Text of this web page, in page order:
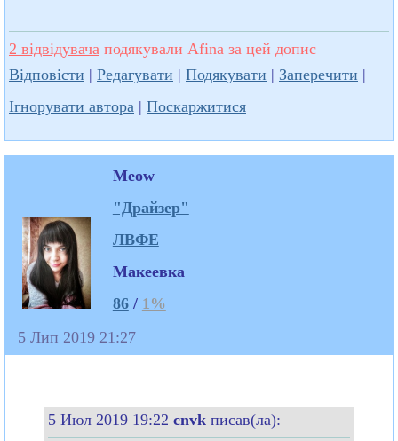
2 відвідувача подякували Afina за цей допис
Відповісти | Редагувати | Подякувати | Заперечити |
Ігнорувати автора | Поскаржитися
Meow
"Драйзер"
ЛВФЕ
Макеевка
86/ 1%
5 Лип 2019 21:27
5 Июл 2019 19:22 cnvk писав(ла):